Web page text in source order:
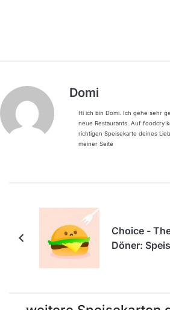
Domi
Hi ich bin Domi. Ich gehe sehr
neue Restaurants. Auf foodcry
richtigen Speisekarte deines
meiner Seite
Choice -
Döner: